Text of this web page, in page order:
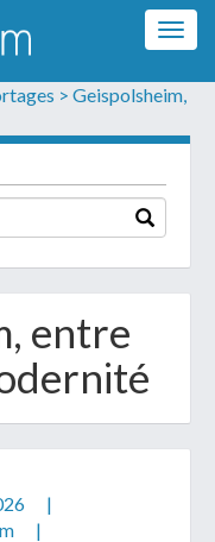
> Geispolsheim,
entre
|
|